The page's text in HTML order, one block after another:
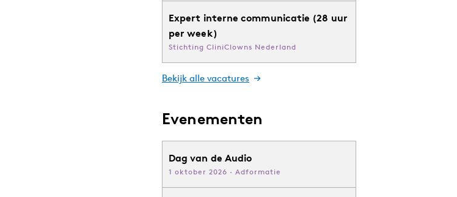
Expert interne communicatie (28 uur
per week)
Stichting CliniClowns Nederland
Bekijk alle vacatures
Evenementen
Dag van de Audio
1 oktober 2026 · Adformatie